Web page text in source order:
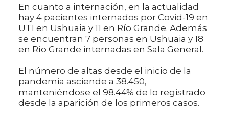
En cuanto a internación, en la actualidad
hay 4 pacientes internados por Covid-19 en
UTI en Ushuaia y 11 en Río Grande. Además
se encuentran 7 personas en Ushuaia y 18
en Río Grande internadas en Sala General.
El número de altas desde el inicio de la
pandemia asciende a 38.450,
manteniéndose el 98.44% de lo registrado
desde la aparición de los primeros casos.